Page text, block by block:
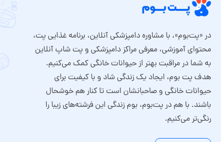
در «پت‌بوم»، با مشاوره دامپزشکی آنلاین، برنامه غذایی پت،
محتوای آموزشی، معرفی مراکز دامپزشکی و پت شاپ آنلاین
به شما در مراقبت بهتر از حیوانات خانگی کمک می‌کنیم.
هدف پت بوم، ایجاد یک زندگی شاد و با کیفیت برای
حیوانات خانگی و صاحبانشان است تا کنار هم خوشحال
باشند. با هم در پت‌بوم، بوم زندگی این فرشته‌های زیبا را
رنگی‌تر می‌کنیم.